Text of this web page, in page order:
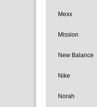
Mexx
Mission
New Balance
Nike
Norah